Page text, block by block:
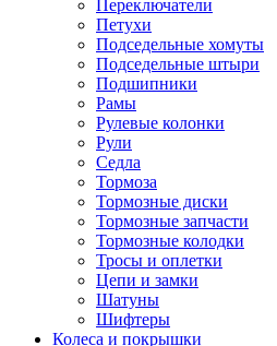
Переключатели
Петухи
Подседельные хомуты
Подседельные штыри
Подшипники
Рамы
Рулевые колонки
Рули
Седла
Тормоза
Тормозные диски
Тормозные запчасти
Тормозные колодки
Тросы и оплетки
Цепи и замки
Шатуны
Шифтеры
Колеса и покрышки